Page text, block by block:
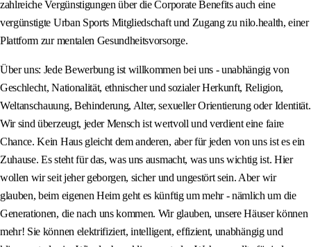
zahlreiche Vergünstigungen über die Corporate Benefits auch eine
vergünstigte Urban Sports Mitgliedschaft und Zugang zu nilo.health, einer
Plattform zur mentalen Gesundheitsvorsorge.
Über uns: Jede Bewerbung ist willkommen bei uns - unabhängig von
Geschlecht, Nationalität, ethnischer und sozialer Herkunft, Religion,
Weltanschauung, Behinderung, Alter, sexueller Orientierung oder Identität.
Wir sind überzeugt, jeder Mensch ist wertvoll und verdient eine faire
Chance. Kein Haus gleicht dem anderen, aber für jeden von uns ist es ein
Zuhause. Es steht für das, was uns ausmacht, was uns wichtig ist. Hier
wollen wir seit jeher geborgen, sicher und ungestört sein. Aber wir
glauben, beim eigenen Heim geht es künftig um mehr - nämlich um die
Generationen, die nach uns kommen. Wir glauben, unsere Häuser können
mehr! Sie können elektrifiziert, intelligent, effizient, unabhängig und